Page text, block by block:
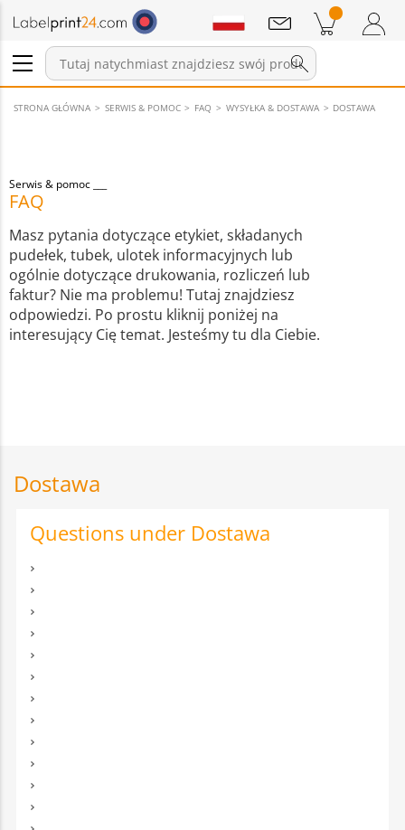
Zaloguj się / Zarejestruj
Pozycji w koszyku
Wiadomości
STRONA GŁÓWNA SERWIS & POMOC FAQ WYSYŁKA & DOSTAWA DOSTAWA
Serwis & pomoc
FAQ
Masz pytania dotyczące etykiet, składanych
pudełek, tubek, ulotek informacyjnych lub
ogólnie dotyczące drukowania, rozliczeń lub
faktur? Nie ma problemu! Tutaj znajdziesz
odpowiedzi. Po prostu kliknij poniżej na
interesujący Cię temat. Jesteśmy tu dla Ciebie.
Dostawa
Questions under Dostawa